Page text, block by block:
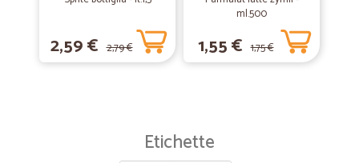
2,59 € 2,79 €
ml.500
1,55 € 1,75 €
Etichette